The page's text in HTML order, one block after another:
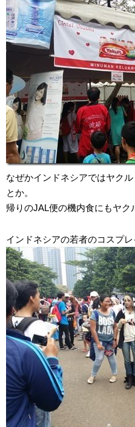
なぜかインドネシアではヤク
とか。
帰りのJAL便の機内食にもヤク
インドネシアの若者のコスプ